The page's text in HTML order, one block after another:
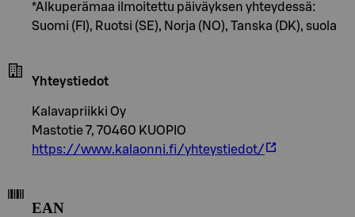
*Alkuperämaa ilmoitettu päiväyksen yhteydessä:
Suomi (FI), Ruotsi (SE), Norja (NO), Tanska (DK), suola
Yhteystiedot
Kalavapriikki Oy
Mastotie 7, 70460 KUOPIO
https://www.kalaonni.fi/yhteystiedot/
EAN